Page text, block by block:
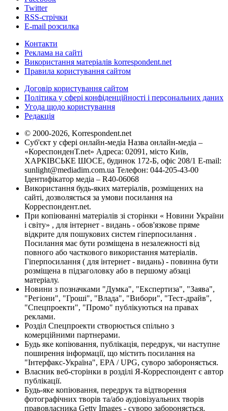
Twitter
RSS-стрічки
E-mail розсилка
Контакти
Реклама на сайті
Використання матеріалів korrespondent.net
Правила користування сайтом
Договір користування сайтом
Політика у сфері конфіденційності і персональних даних
Угода щодо користування
Редакція
© 2000-2026, Korrespondent.net
Суб'єкт у сфері онлайн-медіа Назва онлайн-медіа –
«КореспонденТ.net» Адреса: 02091, місто Київ,
ХАРКІВСЬКЕ ШОСЕ, будинок 172-Б, офіс 208/1 E-mail:
sunlight@mediadim.com.ua Телефон: 044-205-43-00
Ідентифікатор медіа – R40-06068
Використання будь-яких матеріалів, розміщених на
сайті, дозволяється за умови посилання на
Корреспондент.net.
При копіюванні матеріалів зі сторінки « Новини України
і світу» , для інтернет - видань - обов'язкове пряме
відкрите для пошукових систем гіперпосилання .
Посилання має бути розміщена в незалежності від
повного або часткового використання матеріалів.
Гіперпосилання ( для інтернет - видань) - повинна бути
розміщена в підзаголовку або в першому абзаці
матеріалу.
Новини з позначками "Думка", "Експертиза", "Заява",
"Регіони", "Гроші", "Влада", "Вибори", "Тест-драйв",
"Спецпроекти", "Промо" публікуються на правах
реклами.
Розділ Спецпроекти створюється спільно з
комерційними партнерами.
Будь яке копіювання, публікація, передрук, чи наступне
поширення інформації, що містить посилання на
"Інтерфакс-Україна", EPA / UPG, суворо забороняється.
Власник веб-сторінки в розділі Я-Корреспондент є автор
публікації.
Будь-яке копіювання, передрук та відтворення
фотографічних творів та/або аудіовізуальних творів
правовласника Getty Images - суворо забороняється.